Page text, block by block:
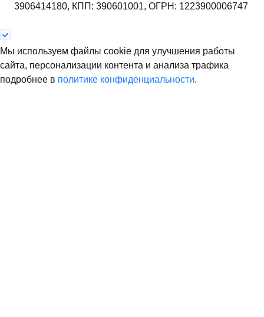
3906414180, КПП: 390601001, ОГРН: 1223900006747
Мы используем файлы cookie для улучшения работы
сайта, персонализации контента и анализа трафика
подробнее в политике конфиденциальности.